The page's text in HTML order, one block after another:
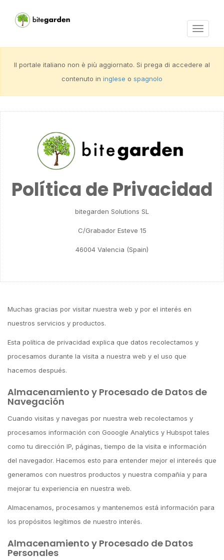
Activar
Il portale italiano non è più aggiornato. Si prega di accedere al
contenuto in inglese o spagnolo
Política de Privacidad
bitegarden Solutions SL
C/Grabador Esteve 15
46004 Valencia (Spain)
Muchas gracias por visitar nuestra web y por el interés en
nuestros servicios y productos.
Esta política de privacidad explica que datos recolectamos y
procesamos durante la visita a nuestra web y el uso que
hacemos después.
Almacenamiento y Procesado de Datos de
Navegación
Cuando visitas y navegas por nuestra web recolectamos y
procesamos información con Gooogle Analytics y Hubspot tales
como tu dirección IP, páginas, tiempo de la visita e información
del navegador. Hacemos esto para entender mejor el intereés que
generamos con nuestros productos y nuestra compañía y para
mejorar tu experiencia en nuestra web.
Almacenamos, procesamos y mantenemos está información para
los propósitos legítimos de nuestro interés.
Almacenamiento y Procesado de Datos
Personales